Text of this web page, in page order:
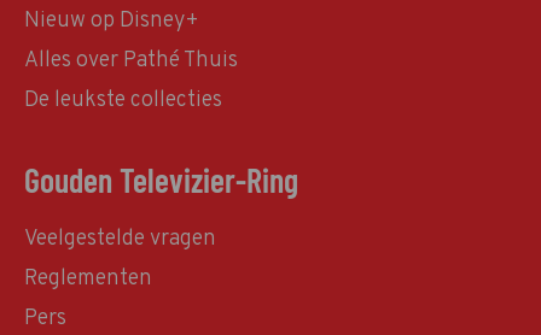
Nieuw op Disney+
Alles over Pathé Thuis
De leukste collecties
Gouden Televizier-Ring
Veelgestelde vragen
Reglementen
Pers